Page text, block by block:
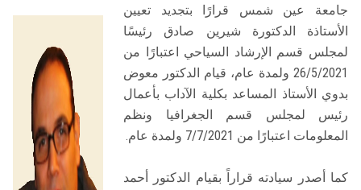
الزائـرون
سجل الان
جامعة عين شمس قرارًا بتجديد تعيين
الأستاذة الدكتورة شيرين صادق رئيسًا
لمجلس قسم الإرشاد السياحي اعتبارًا من
26/5/2021 ولمدة عام، قيام الدكتور معوض
بدوي الأستاذ المساعد بكلية الآداب بأعمال
رئيس لمجلس قسم الجغرافيا ونظم
المعلومات اعتبارًا من 7/7/2021 ولمدة عام.
كما أصدر سيادته قراراً بقيام الدكتور أحمد